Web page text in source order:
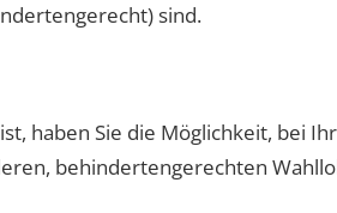
sind.
haben Sie die Möglichkeit, bei
behindertengerechten